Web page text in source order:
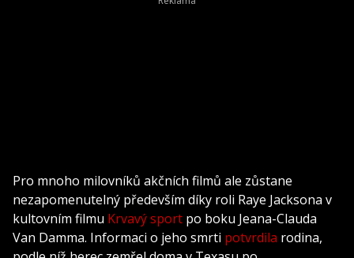
Pro mnoho milovníků akčních filmů ale zůstane
nezapomenutelný především díky roli Raye Jacksona v
kultovním filmu Krvavý sport po boku Jeana-Clauda
Van Damma. Informaci o jeho smrti potvrdila rodina,